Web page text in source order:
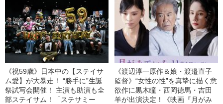
《祝59歳》日本中の【ステイサ
ム愛】が大暴走！ “勝手に”生誕
祭試写会開催！ 主演も助演も全
部ステイサム！「ステサミー
《渡辺淳一原作＆娘・渡邉直子
監督》“女性の性”を真摯に描く意
欲作に黒木瞳・西岡德馬・吉田
羊が出演決定！《映画『月がみ